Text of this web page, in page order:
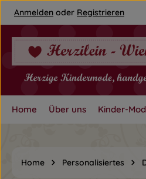
Hauptinhalt springen
Zur Hauptnavigation springen
Anmelden oder Registrieren
Home Über uns Kinder-
Home Personalisiertes